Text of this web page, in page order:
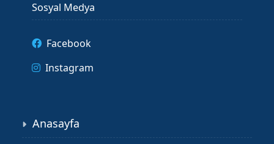
Sosyal Medya
Facebook
Instagram
Anasayfa